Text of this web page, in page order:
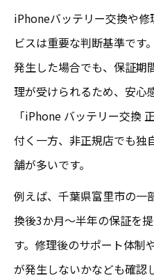
iPhoneバッテリー交換や
ビスは重要な判断基準です
発生した場合でも、保証期
理が受けられるため、安心
「iPhone バッテリー交換
付く一方、非正規店でも独
舗が多いです。
例えば、千葉県富里市の一
換後3か月～半年の保証を
す。修理後のサポート体制
が発生しないかなども確認